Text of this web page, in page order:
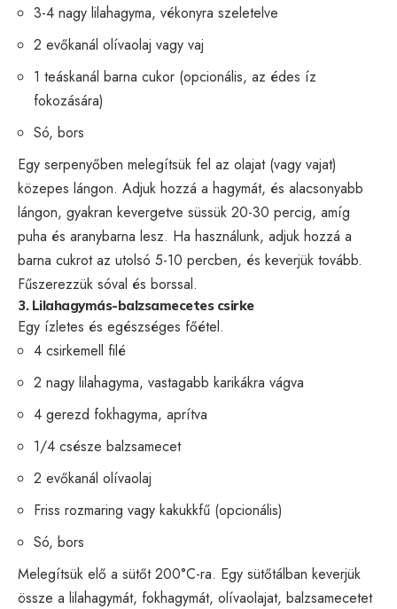
3-4 nagy lilahagyma, vékonyra szeletelve
2 evőkanál olívaolaj vagy vaj
1 teáskanál barna cukor (opcionális, az édes íz
fokozására)
Só, bors
Egy serpenyőben melegítsük fel az olajat (vagy vajat)
közepes lángon. Adjuk hozzá a hagymát, és alacsonyabb
lángon, gyakran kevergetve süssük 20-30 percig, amíg
puha és aranybarna lesz. Ha használunk, adjuk hozzá a
barna cukrot az utolsó 5-10 percben, és keverjük tovább.
Fűszerezzük sóval és borssal.
3. Lilahagymás-balzsamecetes csirke
Egy ízletes és egészséges főétel.
4 csirkemell filé
2 nagy lilahagyma, vastagabb karikákra vágva
4 gerezd fokhagyma, aprítva
1/4 csésze balzsamecet
2 evőkanál olívaolaj
Friss rozmaring vagy kakukkfű (opcionális)
Só, bors
Melegítsük elő a sütőt 200°C-ra. Egy sütőtálban keverjük
össze a lilahagymát, fokhagymát, olívaolajat, balzsamecetet